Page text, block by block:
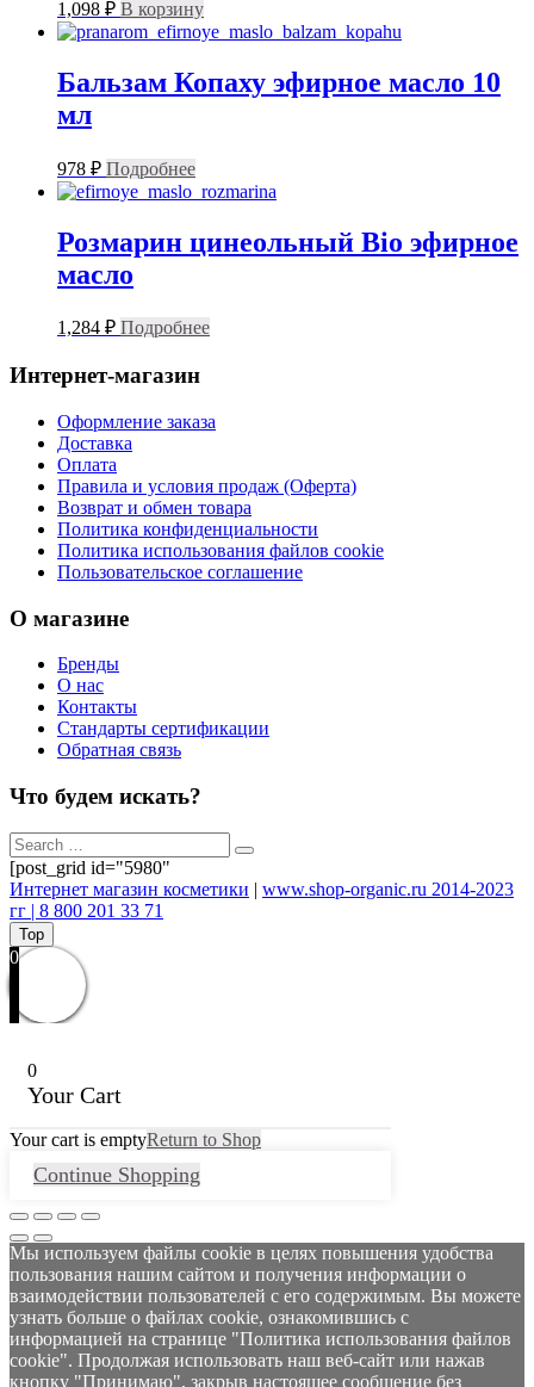
1,098 ₽ В корзину
Бальзам Копаху эфирное масло 10
мл
978 ₽ Подробнее
Розмарин цинеольный Bio эфирное
масло
1,284 ₽ Подробнее
Интернет-магазин
Оформление заказа
Доставка
Оплата
Правила и условия продаж (Оферта)
Возврат и обмен товара
Политика конфиденциальности
Политика использования файлов cookie
Пользовательское соглашение
О магазине
Бренды
О нас
Контакты
Стандарты сертификации
Обратная связь
Что будем искать?
[post_grid id="5980"
Интернет магазин косметики | www.shop-organic.ru 2014-2023
гг | 8 800 201 33 71
Top
0
0
Your Cart
Your cart is emptyReturn to Shop
Continue Shopping
Мы используем файлы cookie в целях повышения удобства
пользования нашим сайтом и получения информации о
взаимодействии пользователей с его содержимым. Вы можете
узнать больше о файлах cookie, ознакомившись с
информацией на странице "Политика использования файлов
cookie". Продолжая использовать наш веб-сайт или нажав
кнопку "Принимаю", закрыв настоящее сообщение без